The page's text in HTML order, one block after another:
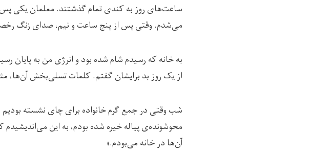
ساعت‌های روز به کندی تمام گذشتند. معلمان یکی پس
می‌شدم. وقتی پس از پنج ساعت و نیم، صدای زنگ
به خانه که رسیدم شام شده بود و انرژی من به پایان
از یک روز بد برایشان گفتم. کلمات تسلی‌بخش آن‌ها،
شب وقتی در جمع گرم خانواده برای چای نشسته
محوشونده‌ی پیاله خیره شده بودم، به این
آن‌ها در خانه می‌بودم.»